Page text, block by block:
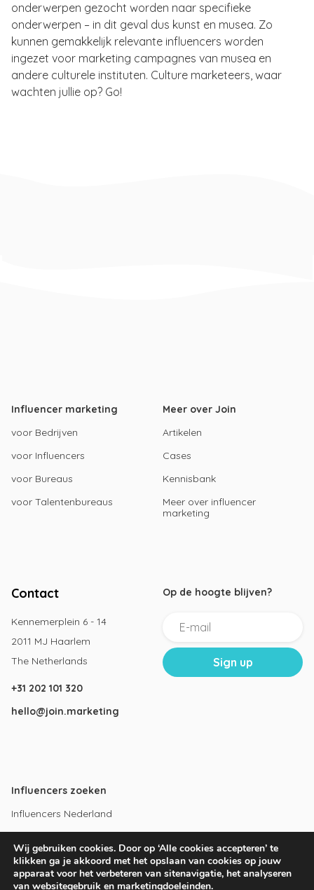
onderwerpen gezocht worden naar specifieke
onderwerpen – in dit geval dus kunst en musea. Zo
kunnen gemakkelijk relevante influencers worden
ingezet voor marketing campagnes van musea en
andere culturele instituten. Culture marketeers, waar
wachten jullie op? Go!
Influencer marketing
voor Bedrijven
voor Influencers
voor Bureaus
voor Talentenbureaus
Meer over Join
Artikelen
Cases
Kennisbank
Meer over influencer
marketing
Contact
Kennemerplein 6 - 14
2011 MJ Haarlem
The Netherlands
+31 202 101 320
hello@join.marketing
Op de hoogte blijven?
Influencers zoeken
Influencers Nederland
Instagram influencers
Youtube influencers
Wij gebruiken cookies. Door op ‘Alle cookies accepteren’ te
klikken ga je akkoord met het opslaan van cookies op jouw
apparaat voor het verbeteren van sitenavigatie, het analyseren
van websitegebruik en marketingdoeleinden.